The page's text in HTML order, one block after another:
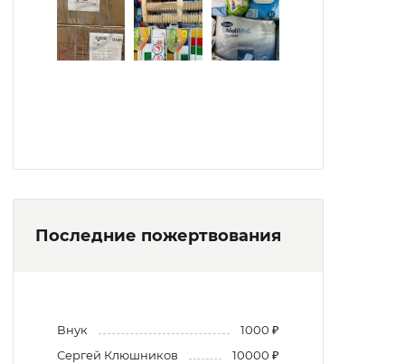
Последние пожертвования
Внук
1000 ₽
Сергей Клюшников
10000 ₽